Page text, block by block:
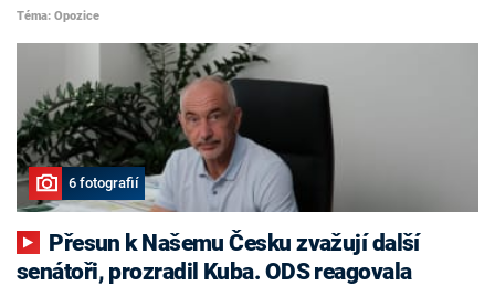
Téma: Opozice
6 fotografií
senátoři, prozradil Kuba. ODS reagovala